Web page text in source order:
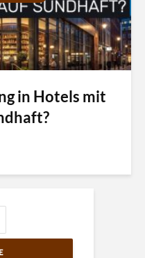
in Hotels mit